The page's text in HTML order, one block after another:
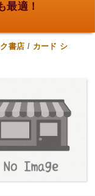
最適！
書店 / カード シ